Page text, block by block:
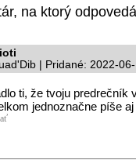
na ktorý
| Pridané: 2022-
ti, že tvoju predrečník
jednoznačne píše